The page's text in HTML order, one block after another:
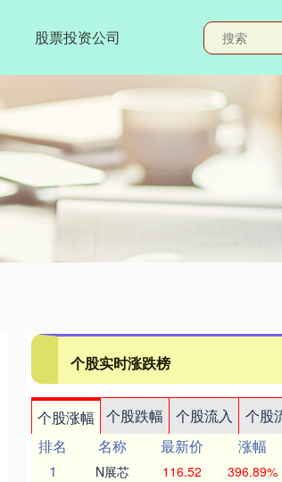
股票投资公司
个股实时涨跌榜
个股涨幅 个股跌幅 个股流入 个股
排名
名称 最新价 涨幅
1
N展芯 116.52 396.89%